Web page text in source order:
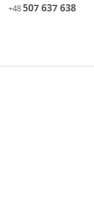
+48507 637 638